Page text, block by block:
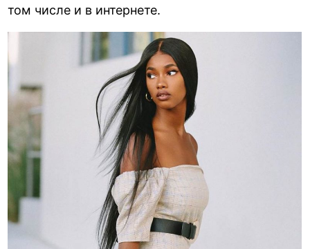
том числе и в интернете.